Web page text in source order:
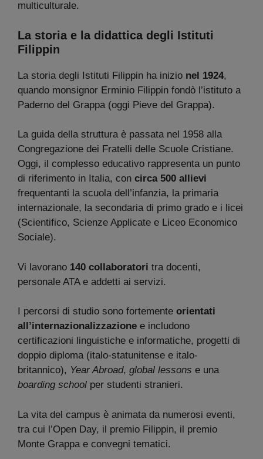
multiculturale.
La storia e la didattica degli Istituti
Filippin
La storia degli Istituti Filippin ha inizio nel 1924,
quando monsignor Erminio Filippin fondò l’istituto a
Paderno del Grappa (oggi Pieve del Grappa).
La guida della struttura è passata nel 1958 alla
Congregazione dei Fratelli delle Scuole Cristiane.
Oggi, il complesso educativo rappresenta un punto
di riferimento in Italia, con circa 500 allievi
frequentanti la scuola dell’infanzia, la primaria
internazionale, la secondaria di primo grado e i licei
(Scientifico, Scienze Applicate e Liceo Economico
Sociale).
Vi lavorano 140 collaboratori tra docenti,
personale ATA e addetti ai servizi.
I percorsi di studio sono fortemente orientati
all’internazionalizzazione e includono
certificazioni linguistiche e informatiche, progetti di
doppio diploma (italo-statunitense e italo-
britannico), Year Abroad, global lessons e una
boarding school per studenti stranieri.
La vita del campus è animata da numerosi eventi,
tra cui l’Open Day, il premio Filippin, il premio
Monte Grappa e convegni tematici.